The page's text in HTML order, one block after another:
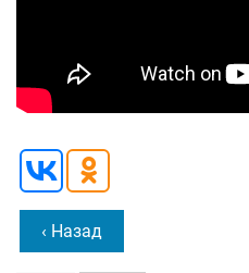
‹ Назад